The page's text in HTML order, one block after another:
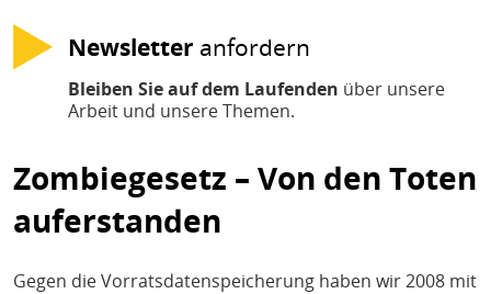
Newsletter anfordern
Bleiben Sie auf dem Laufenden über unsere
Arbeit und unsere Themen.
Zombiegesetz – Von den Toten
auferstanden
Gegen die Vorratsdatenspeicherung haben wir 2008 mit